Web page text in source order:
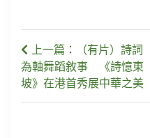
上一篇：（有片）詩詞
為軸舞蹈敘事 《詩憶東
坡》在港首秀展中華之美